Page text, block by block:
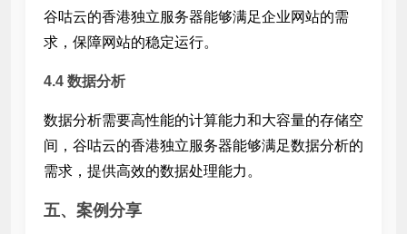
谷咕云的香港独立服务器能够满足企业网站的需
求，保障网站的稳定运行。
4.4 数据分析
数据分析需要高性能的计算能力和大容量的存储空
间，谷咕云的香港独立服务器能够满足数据分析的
需求，提供高效的数据处理能力。
五、案例分享